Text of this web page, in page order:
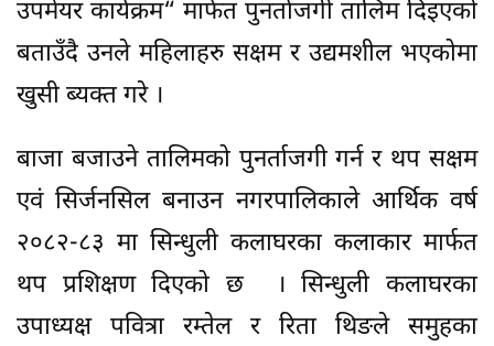
उपमेयर कार्यक्रम“ मार्फत पुनर्ताजगी तालिम दिइएको
बताउँदै उनले महिलाहरु सक्षम र उद्यमशील भएकोमा
खुसी ब्यक्त गरे ।
बाजा बजाउने तालिमको पुनर्ताजगी गर्न र थप सक्षम
एवं सिर्जनसिल बनाउन नगरपालिकाले आर्थिक वर्ष
२०८२-८३ मा सिन्धुली कलाघरका कलाकार मार्फत
थप प्रशिक्षण दिएको छ । सिन्धुली कलाघरका
उपाध्यक्ष पवित्रा रम्तेल र रिता थिङले समुहका